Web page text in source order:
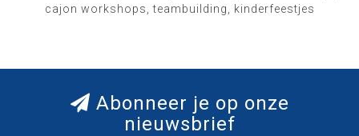
cajon workshops, teambuilding, kinderfeestjes
Abonneer je op onze
nieuwsbrief